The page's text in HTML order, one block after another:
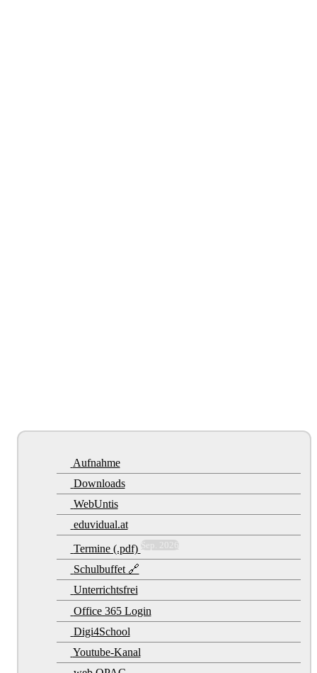
Aufnahme
Downloads
WebUntis
eduvidual.at
Termine (.pdf) Sep. 2026
Schulbuffet 🔗
Unterrichtsfrei
Office 365 Login
Digi4School
Youtube-Kanal